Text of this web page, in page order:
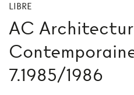
LIBRE
AC
7.1985/1986